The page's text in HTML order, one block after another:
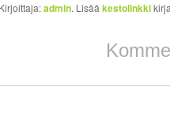
admin. Lisää kestolinkki